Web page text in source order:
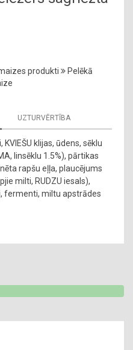
produkti
Pelēkā
UZTURVĒRTĪBA
KVIEŠU klijas, ūdens, sēklu
linsēklu 1.5%), pārtikas
rapšu eļļa, plaucējums
milti, RUDZU iesals),
fermenti, miltu apstrādes